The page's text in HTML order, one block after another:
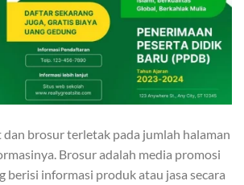
brosur terletak pada jumlah halaman
Brosur adalah media promosi
berisi informasi produk atau jasa secara